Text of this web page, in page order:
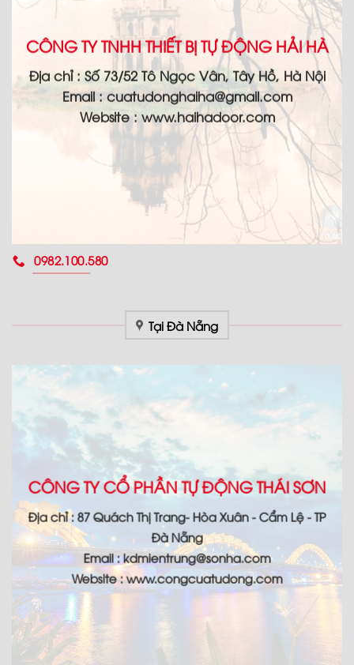
CÔNG TY TNHH THIẾT BỊ TỰ ĐỘNG HẢI HÀ
Địa chỉ :Số 73/52 Tô Ngọc Vân, Tây Hồ, Hà Nội
Email :cuatudonghaiha@gmail.com
Website : www.haihadoor.com
0982.100.580
Tại Đà Nẵng
CÔNG TY CỔ PHẦN TỰ ĐỘNG THÁI SƠN
Địa chỉ : 87 Quách Thị Trang- Hòa Xuân - Cẩm Lệ - TP
Đà Nẵng
Email : kdmientrung@sonha.com
Website : www.congcuatudong.com